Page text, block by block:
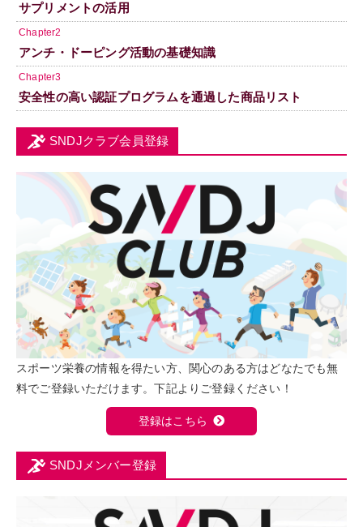
サプリメントの活用
Chapter2
アンチ・ドーピング活動の基礎知識
Chapter3
安全性の高い認証プログラムを通過した商品リスト
SNDJクラブ会員登録
スポーツ栄養の情報を得たい方、関心のある方はどなたでも無
料でご登録いただけます。下記よりご登録ください！
登録はこちら
SNDJメンバー登録